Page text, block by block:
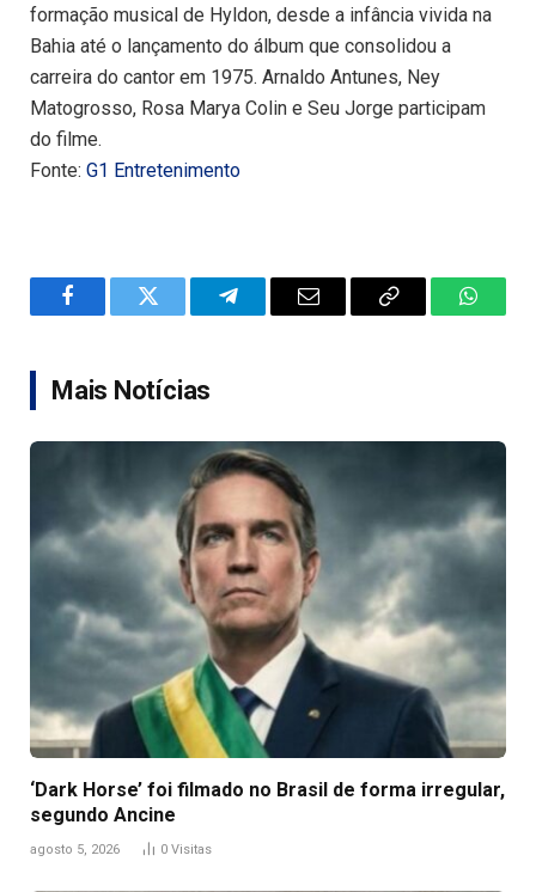
formação musical de Hyldon, desde a infância vivida na
Bahia até o lançamento do álbum que consolidou a
carreira do cantor em 1975. Arnaldo Antunes, Ney
Matogrosso, Rosa Marya Colin e Seu Jorge participam
do filme.
Fonte: G1 Entretenimento
FacebookTwitter TelegramEmail
Copy
Mais Notícias
‘Dark Horse’ foi filmado no Brasil de forma irregular,
segundo Ancine
agosto 5, 2026 0 Visitas